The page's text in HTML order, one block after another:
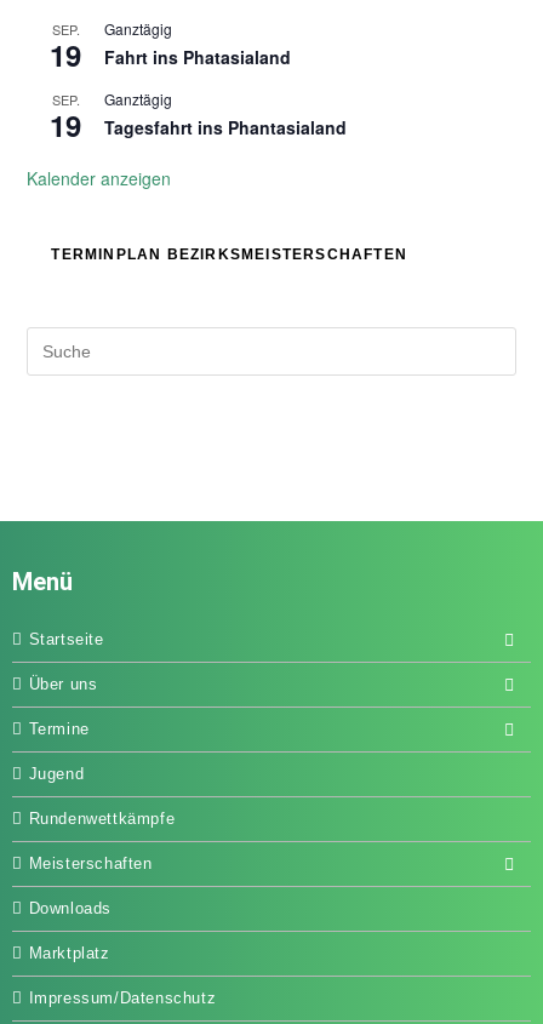
SEP.
19
Ganztägig
Fahrt ins Phatasialand
SEP.
19
Ganztägig
Tagesfahrt ins Phantasialand
Kalender anzeigen
TERMINPLAN BEZIRKSMEISTERSCHAFTEN
Menü
Startseite
Über uns
Termine
Jugend
Rundenwettkämpfe
Meisterschaften
Downloads
Marktplatz
Impressum/Datenschutz